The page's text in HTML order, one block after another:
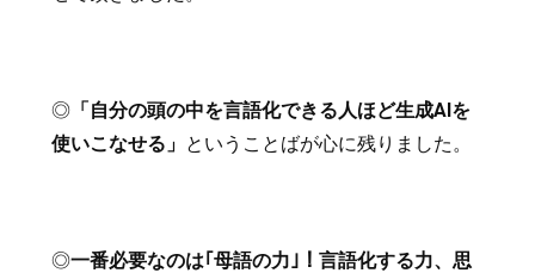
◎「自分の頭の中を言語化できる人ほど生成AIを
使いこなせる」 ということばが心に残りました。
◎一番必要なのは｢母語の力｣！言語化する力、思